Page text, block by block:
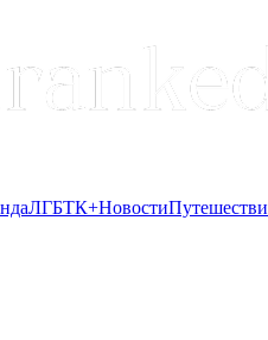
ЛГБТК+Новости